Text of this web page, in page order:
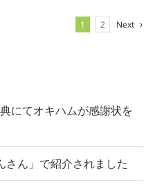
1 2 Next
にてオキハムが感謝状を
さん」で紹介されました